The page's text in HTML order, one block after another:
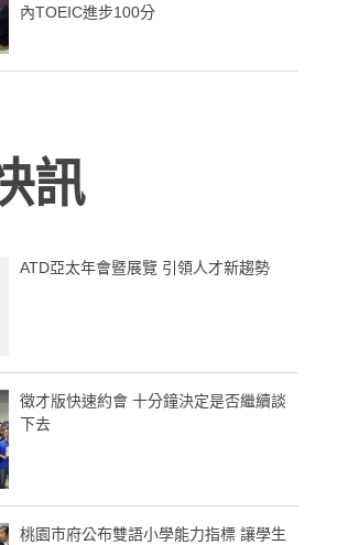
內TOEIC進步100分
訊
ATD亞太年會暨展覽 引領人才新趨勢
徵才版快速約會 十分鐘決定是否繼續談
下去
桃園市府公布雙語小學能力指標 讓學生